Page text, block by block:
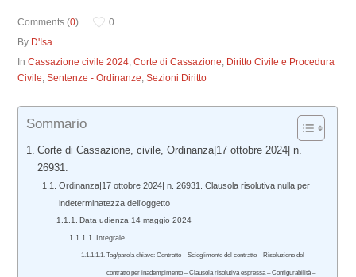
Comments (0)
0
By D'Isa
InCassazione civile 2024,Corte di Cassazione, Diritto Civile e Procedura
Civile,Sentenze - Ordinanze,Sezioni Diritto
Sommario
Corte di Cassazione, civile, Ordinanza|17 ottobre 2024| n.
26931.
Ordinanza|17 ottobre 2024| n. 26931. Clausola risolutiva nulla per
indeterminatezza dell’oggetto
Data udienza 14 maggio 2024
Integrale
Tag/parola chiave: Contratto – Scioglimento del contratto – Risoluzione del
contratto per inadempimento – Clausola risolutiva espressa – Configurabilità –